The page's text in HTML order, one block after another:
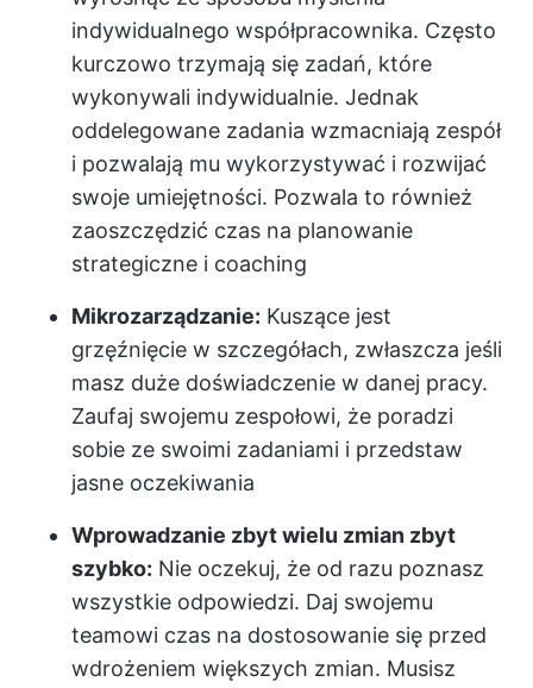
indywidualnego współpracownika. Często
kurczowo trzymają się zadań, które
wykonywali indywidualnie. Jednak
oddelegowane zadania wzmacniają zespół
i pozwalają mu wykorzystywać i rozwijać
swoje umiejętności. Pozwala to również
zaoszczędzić czas na planowanie
strategiczne i coaching
Mikrozarządzanie: Kuszące jest
grzęźnięcie w szczegółach, zwłaszcza jeśli
masz duże doświadczenie w danej pracy.
Zaufaj swojemu zespołowi, że poradzi
sobie ze swoimi zadaniami i przedstaw
jasne oczekiwania
Wprowadzanie zbyt wielu zmian zbyt
szybko: Nie oczekuj, że od razu poznasz
wszystkie odpowiedzi. Daj swojemu
teamowi czas na dostosowanie się przed
wdrożeniem większych zmian. Musisz